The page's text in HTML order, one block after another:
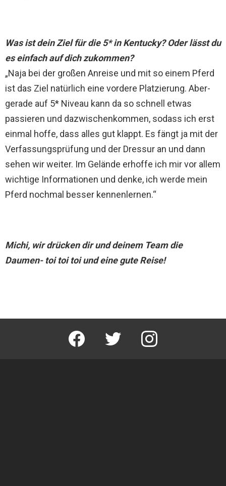
Was ist dein Ziel für die 5* in Kentucky? Oder lässt du
es einfach auf dich zukommen?
„Naja bei der großen Anreise und mit so einem Pferd
ist das Ziel natürlich eine vordere Platzierung. Aber-
gerade auf 5* Niveau kann da so schnell etwas
passieren und dazwischenkommen, sodass ich erst
einmal hoffe, dass alles gut klappt. Es fängt ja mit der
Verfassungsprüfung und der Dressur an und dann
sehen wir weiter. Im Gelände erhoffe ich mir vor allem
wichtige Informationen und denke, ich werde mein
Pferd nochmal besser kennenlernen.“
Michi, wir drücken dir und deinem Team die
Daumen- toi toi toi und eine gute Reise!
facebook twitter instagram